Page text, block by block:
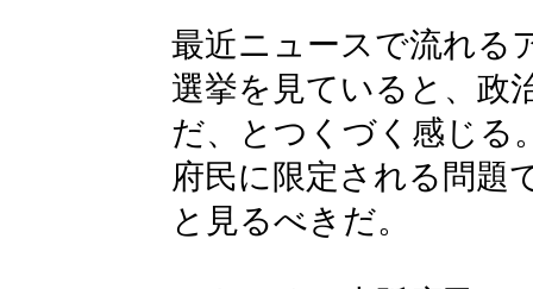
最近ニュースで流れる
選挙を見ていると、政
だ、とつくづく感じる
府民に限定される問題
と見るべきだ。